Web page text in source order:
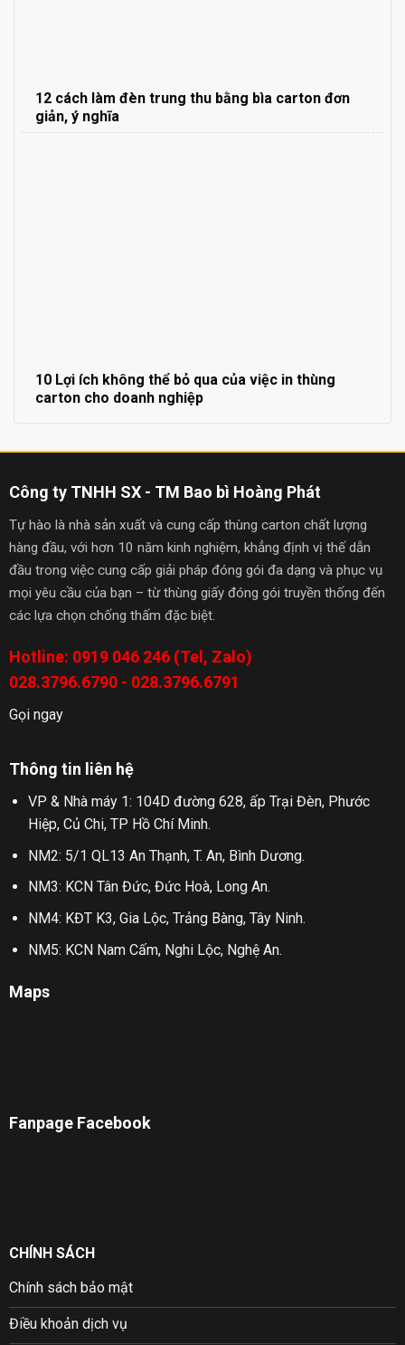
12 cách làm đèn trung thu bằng bìa carton đơn
giản, ý nghĩa
10 Lợi ích không thể bỏ qua của việc in thùng
carton cho doanh nghiệp
Công ty TNHH SX - TM Bao bì Hoàng Phát
Tự hào là nhà sản xuất và cung cấp thùng carton chất lượng
hàng đầu, với hơn 10 năm kinh nghiệm, khẳng định vị thế dẫn
đầu trong việc cung cấp giải pháp đóng gói đa dạng và phục vụ
mọi yêu cầu của bạn – từ thùng giấy đóng gói truyền thống đến
các lựa chọn chống thấm đặc biệt.
Hotline: 0919 046 246 (Tel, Zalo)
028.3796.6790 - 028.3796.6791
Gọi ngay
Thông tin liên hệ
VP & Nhà máy 1: 104D đường 628, ấp Trại Đèn, Phước
Hiệp, Củ Chi, TP Hồ Chí Minh.
NM2: 5/1 QL13 An Thạnh, T. An, Bình Dương.
NM3: KCN Tân Đức, Đức Hoà, Long An.
NM4: KĐT K3, Gia Lộc, Trảng Bàng, Tây Ninh.
NM5: KCN Nam Cấm, Nghi Lộc, Nghệ An.
Maps
Fanpage Facebook
CHÍNH SÁCH
Chính sách bảo mật
Điều khoản dịch vụ